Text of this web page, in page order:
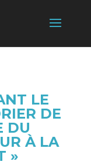
LE
DE
DU
À LA
»